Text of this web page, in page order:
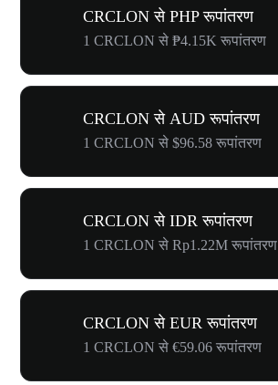
CRCLON से PHP रूपांतरण
1 CRCLON से ₱4.15K रूपांतरण
CRCLON से AUD रूपांतरण
1 CRCLON से $96.58 रूपांतरण
CRCLON से IDR रूपांतरण
1 CRCLON से Rp1.22M रूपांतरण
CRCLON से EUR रूपांतरण
1 CRCLON से €59.06 रूपांतरण